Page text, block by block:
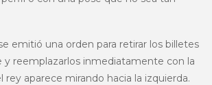
emitió una orden para retirar los billetes
y reemplazarlos inmediatamente con la
rey aparece mirando hacia la izquierda.